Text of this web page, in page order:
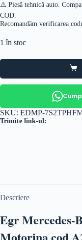
⚠️ Piesă tehnică auto.
COD.
Recomandăm verificarea
1 în stoc
SKU: EDMP-
Trimite link-ul:
Descriere
Egr Mercedes-